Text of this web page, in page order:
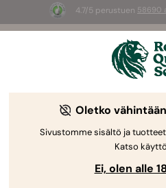
4.7/5 perustuen 58690
Summer Sales
valikoiduista
Kannabiksen
Kasvatusopas Aihehaku
Oletko
Sivustomme sisältö ja
Katso
Ei, olen alle